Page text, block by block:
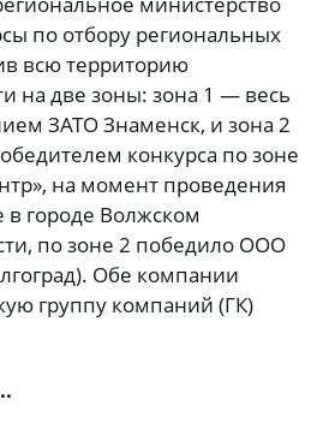
по отбору региональных
всю территорию
на две зоны: зона 1 — весь
ЗАТО Знаменск, и зона 2
конкурса по зоне
на момент проведения
в городе Волжском
по зоне 2 победило ООО
Обе компании
группу компаний (ГК)